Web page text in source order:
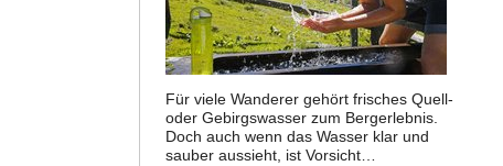
Für viele Wanderer gehört frisches Quell-
oder Gebirgswasser zum Bergerlebnis.
Doch auch wenn das Wasser klar und
sauber aussieht, ist Vorsicht…